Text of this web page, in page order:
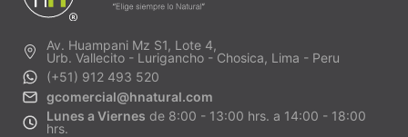
Av. Huampani Mz S1, Lote 4,
Urb. Vallecito - Lurigancho - Chosica, Lima - Peru
(+51) 912 493 520
gcomercial@hnatural.com
Lunes a Viernes de 8:00 - 13:00 hrs. a 14:00 - 18:00
hrs.